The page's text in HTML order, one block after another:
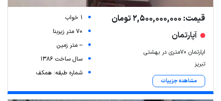
قیمت: 2,500,000,000 تومان
آپارتمان
اپارتمان ۷۰متری در بهشتی
تبریز
مشاهده جزییات
1 خواب
70 متر زیربنا
-- متر زمین
سال ساخت 1386
شماره طبقه: همکف